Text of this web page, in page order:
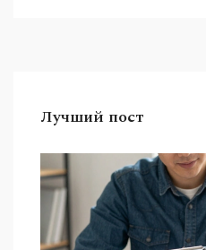
Лучший пост